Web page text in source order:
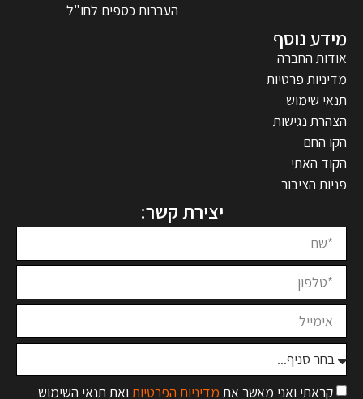
העברות כספים לחו"ל
מידע נוסף
אודות החברה
מדיניות פרטיות
תנאי שימוש
הצהרת נגישות
הקו החם
הקוד האתי
פניות הציבור
יצירת קשר:
קראתי ואני מאשר את מדיניות הפרטיות ואת תנאי השימוש